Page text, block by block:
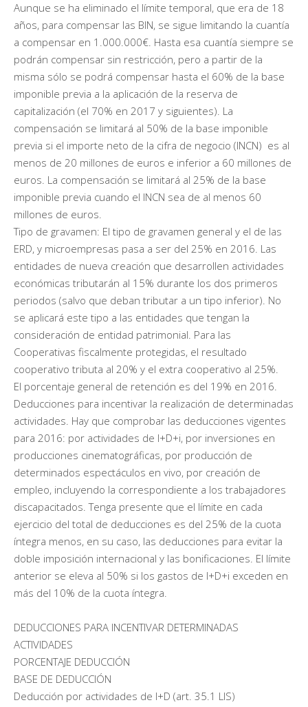
Aunque se ha eliminado el límite temporal, que era de 18
años, para compensar las BIN, se sigue limitando la cuantía
a compensar en 1.000.000€. Hasta esa cuantía siempre se
podrán compensar sin restricción, pero a partir de la
misma sólo se podrá compensar hasta el 60% de la base
imponible previa a la aplicación de la reserva de
capitalización (el 70% en 2017 y siguientes). La
compensación se limitará al 50% de la base imponible
previa si el importe neto de la cifra de negocio (INCN) es al
menos de 20 millones de euros e inferior a 60 millones de
euros. La compensación se limitará al 25% de la base
imponible previa cuando el INCN sea de al menos 60
millones de euros.
Tipo de gravamen: El tipo de gravamen general y el de las
ERD, y microempresas pasa a ser del 25% en 2016. Las
entidades de nueva creación que desarrollen actividades
económicas tributarán al 15% durante los dos primeros
periodos (salvo que deban tributar a un tipo inferior). No
se aplicará este tipo a las entidades que tengan la
consideración de entidad patrimonial. Para las
Cooperativas fiscalmente protegidas, el resultado
cooperativo tributa al 20% y el extra cooperativo al 25%.
El porcentaje general de retención es del 19% en 2016.
Deducciones para incentivar la realización de determinadas
actividades. Hay que comprobar las deducciones vigentes
para 2016: por actividades de I+D+i, por inversiones en
producciones cinematográficas, por producción de
determinados espectáculos en vivo, por creación de
empleo, incluyendo la correspondiente a los trabajadores
discapacitados. Tenga presente que el límite en cada
ejercicio del total de deducciones es del 25% de la cuota
íntegra menos, en su caso, las deducciones para evitar la
doble imposición internacional y las bonificaciones. El límite
anterior se eleva al 50% si los gastos de I+D+i exceden en
más del 10% de la cuota íntegra.
DEDUCCIONES PARA INCENTIVAR DETERMINADAS
ACTIVIDADES
PORCENTAJE DEDUCCIÓN
BASE DE DEDUCCIÓN
Deducción por actividades de I+D (art. 35.1 LIS)